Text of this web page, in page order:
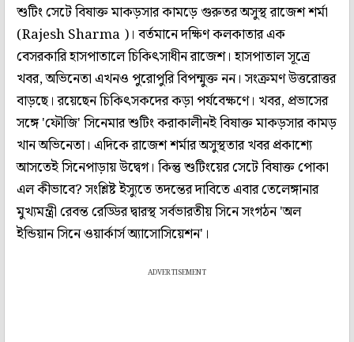
শুটিং সেটে বিষাক্ত মাকড়সার কামড়ে গুরুতর অসুস্থ রাজেশ শর্মা
(Rajesh Sharma )। বর্তমানে দক্ষিণ কলকাতার এক
বেসরকারি হাসপাতালে চিকিৎসাধীন রাজেশ। হাসপাতাল সূত্রে
খবর, অভিনেতা এখনও পুরোপুরি বিপন্মুক্ত নন। সংক্রমণ উত্তরোত্তর
বাড়ছে। রয়েছেন চিকিৎসকদের কড়া পর্যবেক্ষণে। খবর, প্রভাসের
সঙ্গে 'ফৌজি' সিনেমার শুটিং করাকালীনই বিষাক্ত মাকড়সার কামড়
খান অভিনেতা। এদিকে রাজেশ শর্মার অসুস্থতার খবর প্রকাশ্যে
আসতেই সিনেপাড়ায় উদ্বেগ। কিন্তু শুটিংয়ের সেটে বিষাক্ত পোকা
এল কীভাবে? সংশ্লিষ্ট ইস্যুতে তদন্তের দাবিতে এবার তেলেঙ্গানার
মুখ্যমন্ত্রী রেবন্ত রেড্ডির দ্বারস্থ সর্বভারতীয় সিনে সংগঠন 'অল
ইন্ডিয়ান সিনে ওয়ার্কার্স অ্যাসোসিয়েশন'।
ADVERTISEMENT